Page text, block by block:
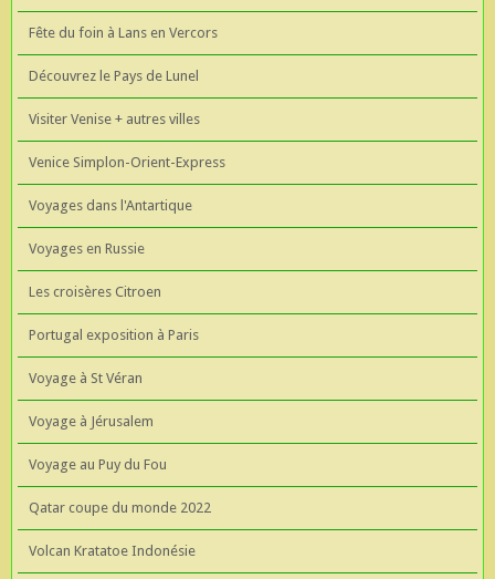
Fête du foin à Lans en Vercors
Découvrez le Pays de Lunel
Visiter Venise + autres villes
Venice Simplon-Orient-Express
Voyages dans l'Antartique
Voyages en Russie
Les croisères Citroen
Portugal exposition à Paris
Voyage à St Véran
Voyage à Jérusalem
Voyage au Puy du Fou
Qatar coupe du monde 2022
Volcan Kratatoe Indonésie